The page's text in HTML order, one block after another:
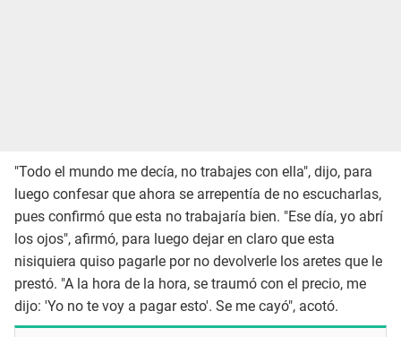
"Todo el mundo me decía, no trabajes con ella", dijo, para
luego confesar que ahora se arrepentía de no escucharlas,
pues confirmó que esta no trabajaría bien. "Ese día, yo abrí
los ojos", afirmó, para luego dejar en claro que esta
nisiquiera quiso pagarle por no devolverle los aretes que le
prestó. "A la hora de la hora, se traumó con el precio, me
dijo: 'Yo no te voy a pagar esto'. Se me cayó", acotó.